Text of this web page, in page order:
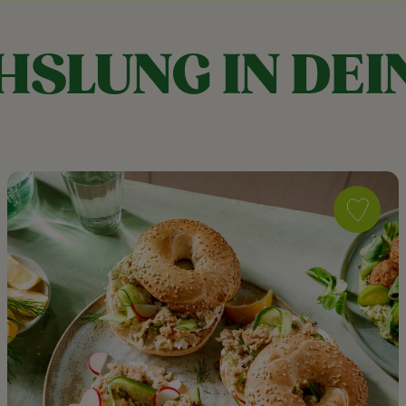
IN
Save
recipe
Cream
Cheese
Thun-
Visch
Bagel
as
favorite